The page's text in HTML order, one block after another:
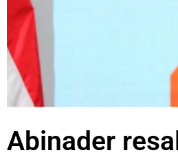
Abinader